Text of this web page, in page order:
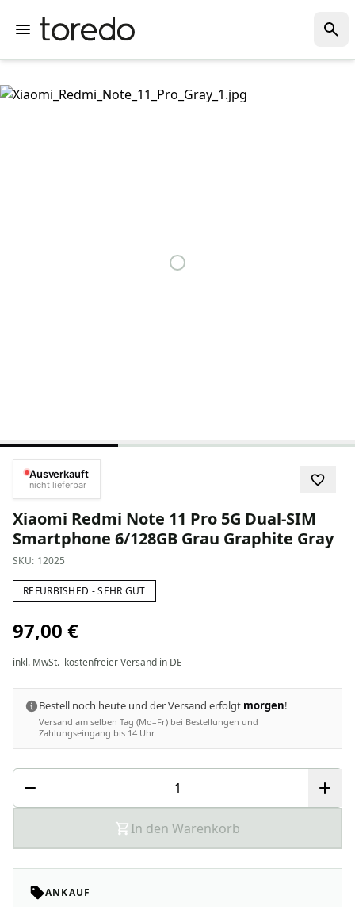
Ausverkauft
nicht lieferbar
Xiaomi Redmi Note 11 Pro 5G Dual-SIM
Smartphone 6/128GB Grau Graphite Gray
SKU: 12025
REFURBISHED - SEHR GUT
97,00 €
inkl. MwSt. kostenfreier Versand in DE
Bestell noch heute und der Versand erfolgt morgen!
Versand am selben Tag (Mo–Fr) bei Bestellungen und
Zahlungseingang bis 14 Uhr
In den Warenkorb
ANKAUF